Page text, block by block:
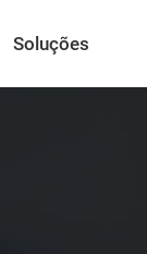
Soluções